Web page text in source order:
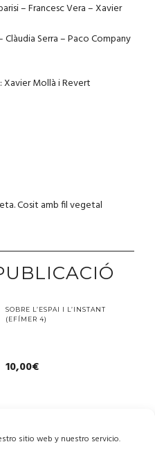
sitio web y nuestro servicio.
– Francesc Vera – Xavier
Serra – Paco Company
Mollà i Revert
Cosit amb fil vegetal
SOBRE L’ESPAI I L’INSTANT
(EFÍMER 4)
10,00€